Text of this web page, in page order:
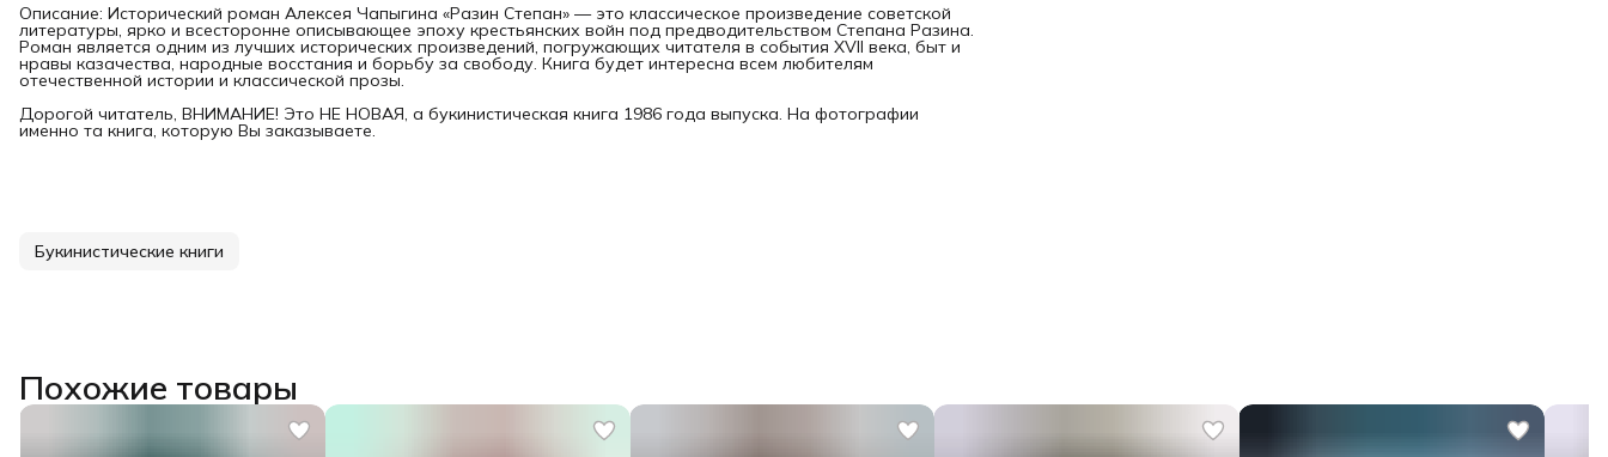
Описание: Исторический роман Алексея Чапыгина «Разин Степан» — это классическое произведение советской
литературы, ярко и всесторонне описывающее эпоху крестьянских войн под предводительством Степана Разина.
Роман является одним из лучших исторических произведений, погружающих читателя в события XVII века, быт и
нравы казачества, народные восстания и борьбу за свободу. Книга будет интересна всем любителям
отечественной истории и классической прозы.
Дорогой читатель, ВНИМАНИЕ! Это НЕ НОВАЯ, а букинистическая книга 1986 года выпуска. На фотографии
именно та книга, которую Вы заказываете.
Букинистические книги
Похожие товары